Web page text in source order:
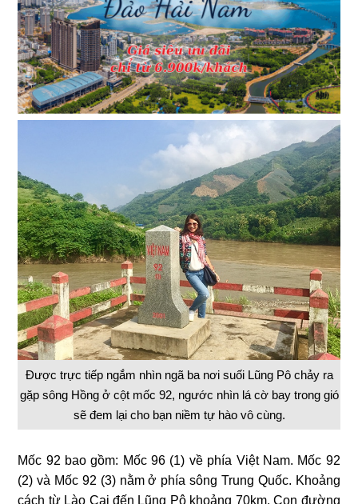
Được trực tiếp ngắm nhìn ngã ba nơi suối Lũng Pô chảy ra
gặp sông Hồng ở cột mốc 92, ngước nhìn lá cờ bay trong gió
sẽ đem lại cho bạn niềm tự hào vô cùng.
Mốc 92 bao gồm: Mốc 96 (1) về phía Việt Nam. Mốc 92
(2) và Mốc 92 (3) nằm ở phía sông Trung Quốc. Khoảng
cách từ Lào Cai đến Lũng Pô khoảng 70km. Con đường